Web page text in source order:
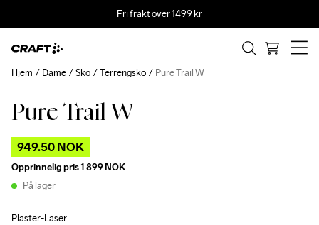
Fri frakt over 1499 kr
Pure Trail W
949.50 NOK
Opprinnelig pris1 899 NOK
På lager
Plaster-Laser
Hjem Dame Sko Terrengsko Pure Trail W
Outlet